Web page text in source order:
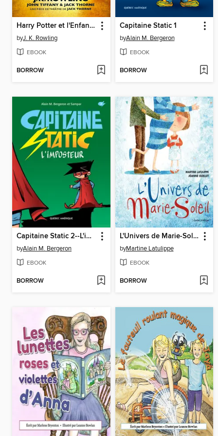
Harry Potter et l'Enfant Maudit - Parties Un et Deux
byJ. K. Rowling
EBOOK
BORROW
Capitaine Static 1
byAlain M. Bergeron
EBOOK
BORROW
Capitaine Static 2--L'imposteur
byAlain M. Bergeron
EBOOK
BORROW
L'Univers de Marie-Soleil
byMartine Latulippe
EBOOK
BORROW